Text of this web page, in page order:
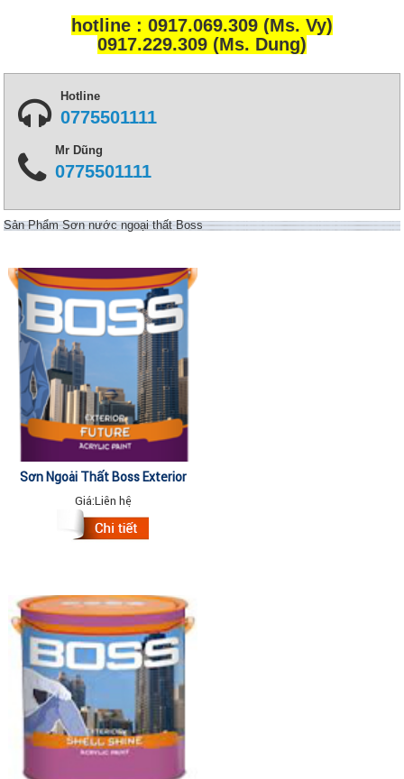
hotline : 0917.069.309 (Ms. Vy)
0917.229.309 (Ms. Dung)
Hotline
0775501111
Mr Dũng
0775501111
Sản Phẩm Sơn nước ngoại thất Boss
Sơn Ngoại Thất Boss Exterior
Future - 18 Lít
Giá:Liên hệ